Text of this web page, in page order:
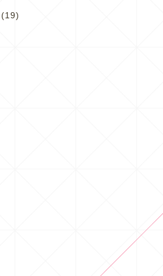
(19)